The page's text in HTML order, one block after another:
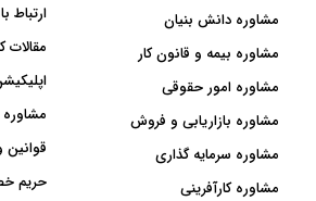
مشاوره دانش بنیان
مشاوره بیمه و قانون کار
مشاوره امور حقوقی
مشاوره بازاریابی و فروش
مشاوره سرمایه گذاری
مشاوره کارآفرینی
ارتباط
مقالات
مشاوره
قوانین
حریم